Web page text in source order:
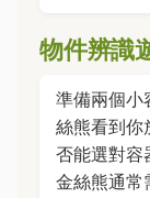
物件辨識
準備兩個小
絲熊看到你
否能選對容
金絲熊通常